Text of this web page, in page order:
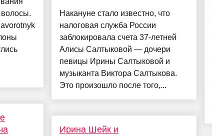
Накануне стало известно, что
налоговая служба России
заблокировала счета 37-летней
Алисы Салтыковой — дочери
певицы Ирины Салтыковой и
музыканта Виктора Салтыкова.
Это произошло после того,...
Ирина Шейк и